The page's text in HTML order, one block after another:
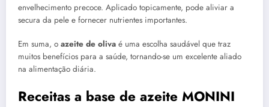
envelhecimento precoce. Aplicado topicamente, pode aliviar a
secura da pele e fornecer nutrientes importantes.
Em suma, o azeite de oliva é uma escolha saudável que traz
muitos benefícios para a saúde, tornando-se um excelente aliado
na alimentação diária.
Receitas a base de azeite MONINI